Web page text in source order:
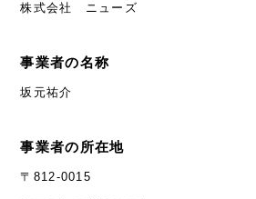
株式会社 ニューズ
事業者の名称
坂元祐介
事業者の所在地
〒812-0015